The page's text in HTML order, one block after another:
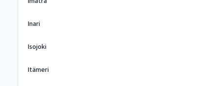
Inari
Isojoki
Itämeri